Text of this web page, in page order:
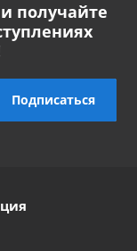
получайте